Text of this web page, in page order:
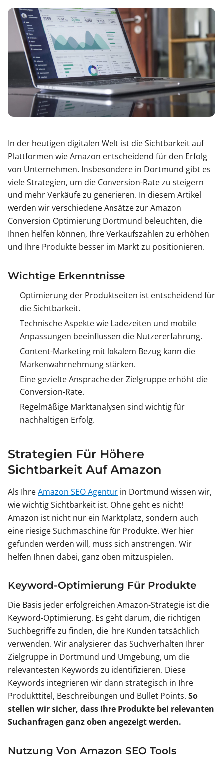
In der heutigen digitalen Welt ist die Sichtbarkeit auf
Plattformen wie Amazon entscheidend für den Erfolg
von Unternehmen. Insbesondere in Dortmund gibt es
viele Strategien, um die Conversion-Rate zu steigern
und mehr Verkäufe zu generieren. In diesem Artikel
werden wir verschiedene Ansätze zur Amazon
Conversion Optimierung Dortmund beleuchten, die
Ihnen helfen können, Ihre Verkaufszahlen zu erhöhen
und Ihre Produkte besser im Markt zu positionieren.
Wichtige Erkenntnisse
Optimierung der Produktseiten ist entscheidend für
die Sichtbarkeit.
Technische Aspekte wie Ladezeiten und mobile
Anpassungen beeinflussen die Nutzererfahrung.
Content-Marketing mit lokalem Bezug kann die
Markenwahrnehmung stärken.
Eine gezielte Ansprache der Zielgruppe erhöht die
Conversion-Rate.
Regelmäßige Marktanalysen sind wichtig für
nachhaltigen Erfolg.
Strategien Für Höhere
Sichtbarkeit Auf Amazon
Als IhreAmazon SEO Agentur in Dortmund wissen wir,
wie wichtig Sichtbarkeit ist. Ohne geht es nicht!
Amazon ist nicht nur ein Marktplatz, sondern auch
eine riesige Suchmaschine für Produkte. Wer hier
gefunden werden will, muss sich anstrengen. Wir
helfen Ihnen dabei, ganz oben mitzuspielen.
Keyword-Optimierung Für Produkte
Die Basis jeder erfolgreichen Amazon-Strategie ist die
Keyword-Optimierung. Es geht darum, die richtigen
Suchbegriffe zu finden, die Ihre Kunden tatsächlich
verwenden. Wir analysieren das Suchverhalten Ihrer
Zielgruppe in Dortmund und Umgebung, um die
relevantesten Keywords zu identifizieren. Diese
Keywords integrieren wir dann strategisch in Ihre
Produkttitel, Beschreibungen und Bullet Points. So
stellen wir sicher, dass Ihre Produkte bei relevanten
Suchanfragen ganz oben angezeigt werden.
Nutzung Von Amazon SEO Tools